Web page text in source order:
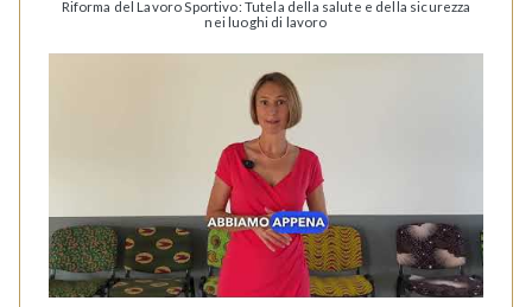
Riforma del Lavoro Sportivo: Tutela della salute e della sicurezza
nei luoghi di lavoro